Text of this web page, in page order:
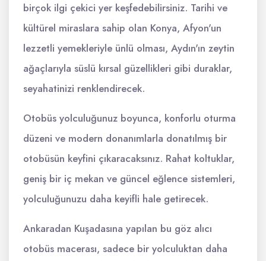
birçok ilgi çekici yer keşfedebilirsiniz. Tarihi ve
kültürel miraslara sahip olan Konya, Afyon'un
lezzetli yemekleriyle ünlü olması, Aydın'ın zeytin
ağaçlarıyla süslü kırsal güzellikleri gibi duraklar,
seyahatinizi renklendirecek.
Otobüs yolculuğunuz boyunca, konforlu oturma
düzeni ve modern donanımlarla donatılmış bir
otobüsün keyfini çıkaracaksınız. Rahat koltuklar,
geniş bir iç mekan ve güncel eğlence sistemleri,
yolculuğunuzu daha keyifli hale getirecek.
Ankaradan Kuşadasına yapılan bu göz alıcı
otobüs macerası, sadece bir yolculuktan daha